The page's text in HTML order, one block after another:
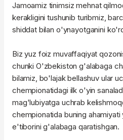
Jamoamiz tinimsiz mehnat
kerakligini tushunib turibmiz,
shiddat bilan o'ynayotganini
Biz yuz foiz muvaffaqiyat
chunki O'zbekiston g'alabaga
bilamiz, bo'lajak bellashuv ular
chempionatidagi ilk o'yin
mag'lubiyatga uchrab
chempionatida buning
e'tiborini g'alabaga qaratishgan.